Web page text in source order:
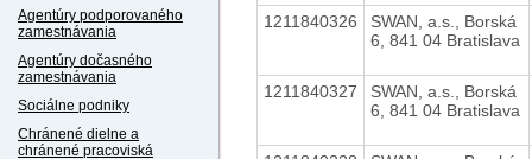
Agentúry podporovaného
zamestnávania
Agentúry dočasného
zamestnávania
Sociálne podniky
Chránené dielne a
chránené pracoviská
1211840326
SWAN, a.s., Borská
6, 841 04 Bratislava
1211840327
SWAN, a.s., Borská
6, 841 04 Bratislava